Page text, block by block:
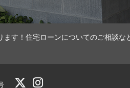
す！住宅ローンについてのご相談